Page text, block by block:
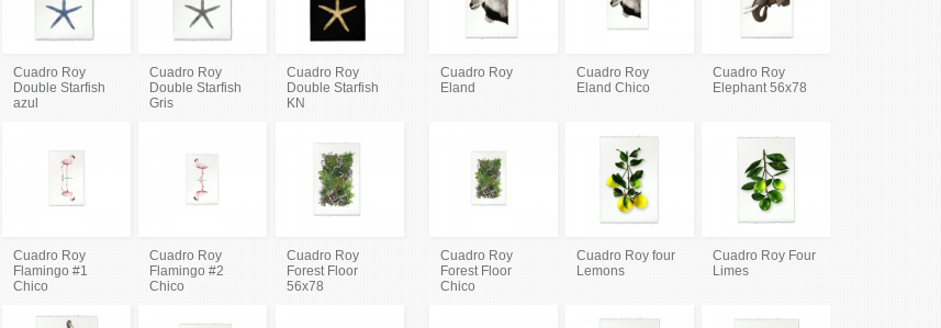
Cuadro Roy
Double Starfish
azul
Cuadro Roy
Double Starfish
Gris
Cuadro Roy
Double Starfish
KN
Cuadro Roy
Eland
Cuadro Roy
Eland Chico
Cuadro Roy
Elephant 56x78
Cuadro Roy
Flamingo #1
Chico
Cuadro Roy
Flamingo #2
Chico
Cuadro Roy
Forest Floor
56x78
Cuadro Roy
Forest Floor
Chico
Cuadro Roy four
Lemons
Cuadro Roy Four
Limes